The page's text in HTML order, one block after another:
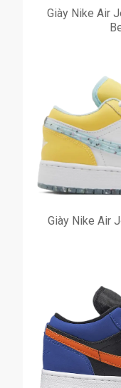
Giày Nike Air
Giày Nike Air